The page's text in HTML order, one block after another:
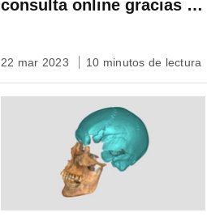
consulta online gracias a
22 mar 2023 10 minutos de lectura